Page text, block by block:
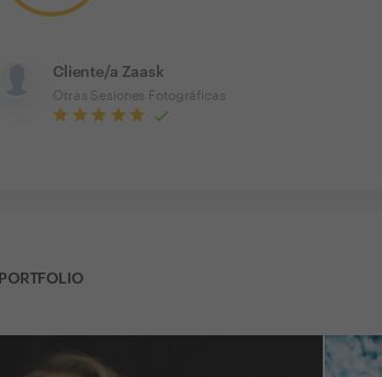
Cliente/a Zaask
Otras Sesiones Fotográficas
PORTFOLIO